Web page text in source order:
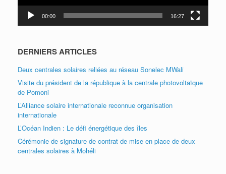
00:00 16:27
DERNIERS ARTICLES
Deux centrales solaires reliées au réseau Sonelec MWali
Visite du président de la république à la centrale photovoltaïque
de Pomoni
L’Alliance solaire internationale reconnue organisation
internationale
L’Océan Indien : Le défi énergétique des îles
Cérémonie de signature de contrat de mise en place de deux
centrales solaires à Mohéli